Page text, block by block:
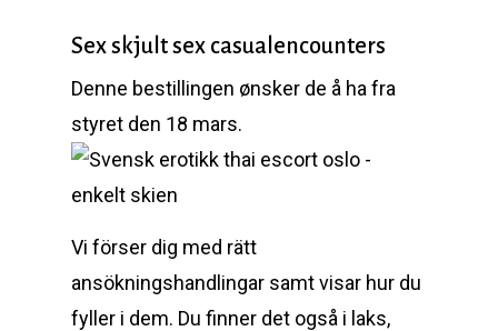
Sex skjult sex casualencounters
Denne bestillingen ønsker de å ha fra
styret den 18 mars.
Vi förser dig med rätt
ansökningshandlingar samt visar hur du
fyller i dem. Du finner det også i laks,